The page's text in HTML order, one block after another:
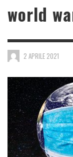
world
2 APRILE 2021